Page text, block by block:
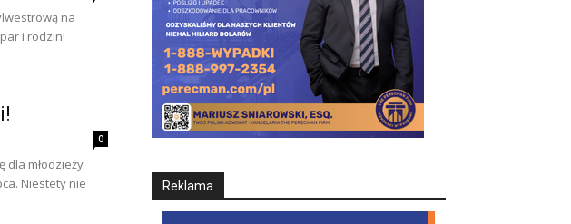
na
i rodzin!
0
dla młodzieży
Niestety nie
Reklama